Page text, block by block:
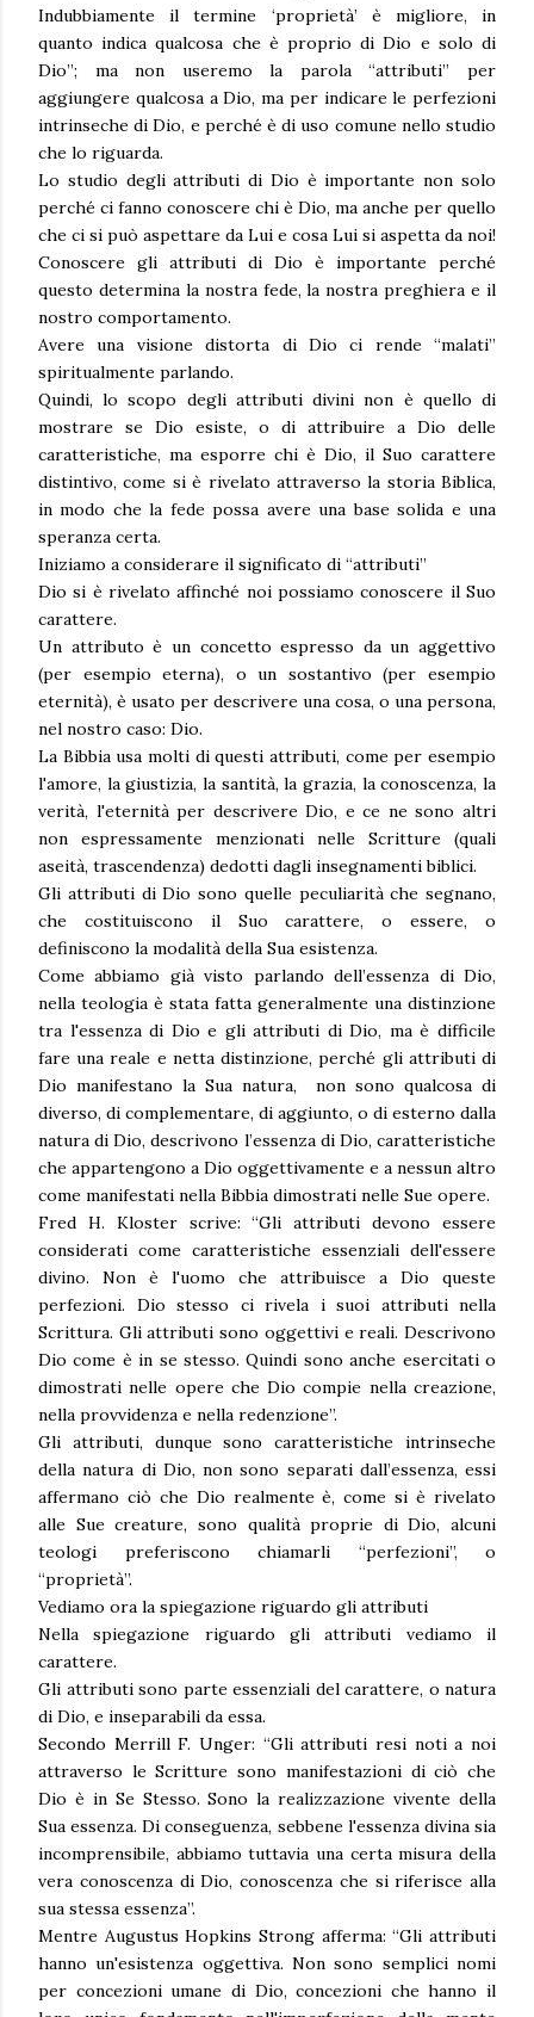
Indubbiamente il termine ‘proprietà’ è migliore, in
quanto indica qualcosa che è proprio di Dio e solo di
Dio”; ma non useremo la parola “attributi” per
aggiungere qualcosa a Dio, ma per indicare le perfezioni
intrinseche di Dio, e perché è di uso comune nello studio
che lo riguarda.
Lo studio degli attributi di Dio è importante non solo
perché ci fanno conoscere chi è Dio, ma anche per quello
che ci si può aspettare da Lui e cosa Lui si aspetta da noi!
Conoscere gli attributi di Dio è importante perché
questo determina la nostra fede, la nostra preghiera e il
nostro comportamento.
Avere una visione distorta di Dio ci rende “malati”
spiritualmente parlando.
Quindi, lo scopo degli attributi divini non è quello di
mostrare se Dio esiste, o di attribuire a Dio delle
caratteristiche, ma esporre chi è Dio, il Suo carattere
distintivo, come si è rivelato attraverso la storia Biblica,
in modo che la fede possa avere una base solida e una
speranza certa.
Iniziamo a considerare il significato di “attributi”
Dio si è rivelato affinché noi possiamo conoscere il Suo
carattere.
Un attributo è un concetto espresso da un aggettivo
(per esempio eterna), o un sostantivo (per esempio
eternità), è usato per descrivere una cosa, o una persona,
nel nostro caso: Dio.
La Bibbia usa molti di questi attributi, come per esempio
l'amore, la giustizia, la santità, la grazia, la conoscenza, la
verità, l'eternità per descrivere Dio, e ce ne sono altri
non espressamente menzionati nelle Scritture (quali
aseità, trascendenza) dedotti dagli insegnamenti biblici.
Gli attributi di Dio sono quelle peculiarità che segnano,
che costituiscono il Suo carattere, o essere, o
definiscono la modalità della Sua esistenza.
Come abbiamo già visto parlando dell’essenza di Dio,
nella teologia è stata fatta generalmente una distinzione
tra l'essenza di Dio e gli attributi di Dio, ma è difficile
fare una reale e netta distinzione, perché gli attributi di
Dio manifestano la Sua natura, non sono qualcosa di
diverso, di complementare, di aggiunto, o di esterno dalla
natura di Dio, descrivono l’essenza di Dio, caratteristiche
che appartengono a Dio oggettivamente e a nessun altro
come manifestati nella Bibbia dimostrati nelle Sue opere.
Fred H. Kloster scrive: “Gli attributi devono essere
considerati come caratteristiche essenziali dell'essere
divino. Non è l'uomo che attribuisce a Dio queste
perfezioni. Dio stesso ci rivela i suoi attributi nella
Scrittura. Gli attributi sono oggettivi e reali. Descrivono
Dio come è in se stesso. Quindi sono anche esercitati o
dimostrati nelle opere che Dio compie nella creazione,
nella provvidenza e nella redenzione”.
Gli attributi, dunque sono caratteristiche intrinseche
della natura di Dio, non sono separati dall’essenza, essi
affermano ciò che Dio realmente è, come si è rivelato
alle Sue creature, sono qualità proprie di Dio, alcuni
teologi preferiscono chiamarli “perfezioni”, o
“proprietà”.
Vediamo ora la spiegazione riguardo gli attributi
Nella spiegazione riguardo gli attributi vediamo il
carattere.
Gli attributi sono parte essenziali del carattere, o natura
di Dio, e inseparabili da essa.
Secondo Merrill F. Unger: “Gli attributi resi noti a noi
attraverso le Scritture sono manifestazioni di ciò che
Dio è in Se Stesso. Sono la realizzazione vivente della
Sua essenza. Di conseguenza, sebbene l'essenza divina sia
incomprensibile, abbiamo tuttavia una certa misura della
vera conoscenza di Dio, conoscenza che si riferisce alla
sua stessa essenza”.
Mentre Augustus Hopkins Strong afferma: “Gli attributi
hanno un'esistenza oggettiva. Non sono semplici nomi
per concezioni umane di Dio, concezioni che hanno il